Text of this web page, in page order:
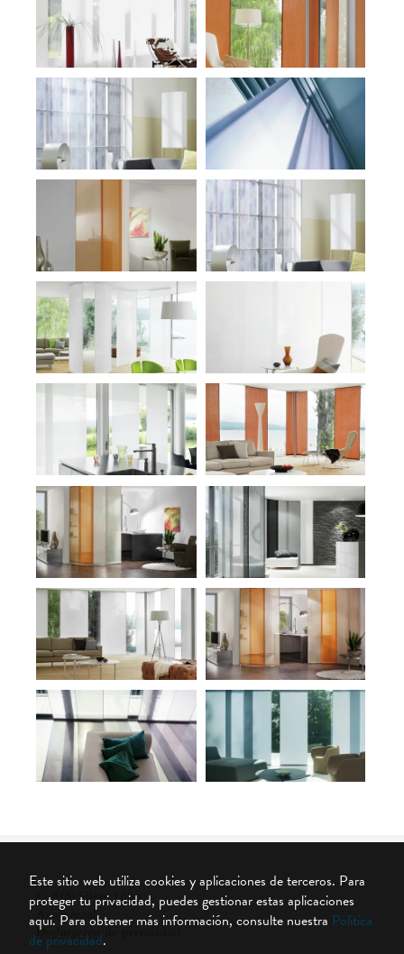
© 2026 Silent Gliss
Aviso legal
Declaración de privacidad
Este sitio web utiliza cookies y aplicaciones de terceros. Para
proteger tu privacidad, puedes gestionar estas aplicaciones
aquí. Para obtener más información, consulte nuestra Política
de privacidad.